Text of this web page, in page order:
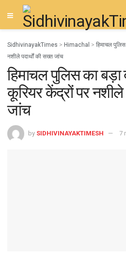
SidhivinayakTimes > Himachal > हिमाचल
नशीले पदार्थों की सख्त जांच
हिमाचल पुलिस का बड़ा
कूरियर केंद्रों पर नशीले
जांच
by SIDHIVINAYAKTIMESH 7